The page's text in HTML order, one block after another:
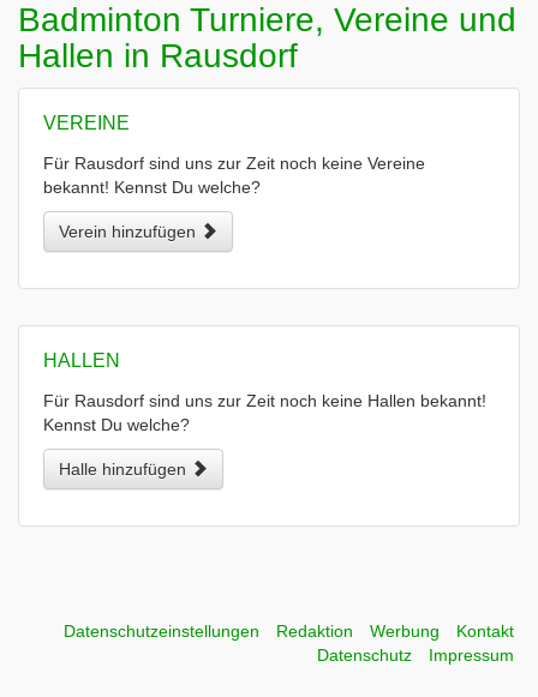
Badminton Turniere, Vereine und
Hallen in Rausdorf
VEREINE
Für Rausdorf sind uns zur Zeit noch keine Vereine
bekannt! Kennst Du welche?
Verein hinzufügen
HALLEN
Für Rausdorf sind uns zur Zeit noch keine Hallen bekannt!
Kennst Du welche?
Halle hinzufügen
Datenschutzeinstellungen Redaktion Werbung
Kontakt
Datenschutz
Impressum